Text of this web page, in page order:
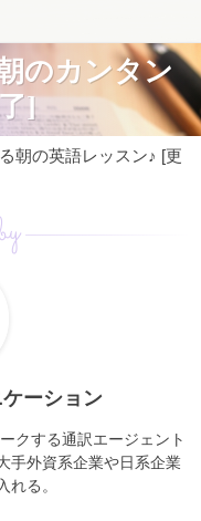
のカンタン
]
朝の英語レッスン♪ [更
ーション
クする通訳エージェント
手外資系企業や日系企業
れる。